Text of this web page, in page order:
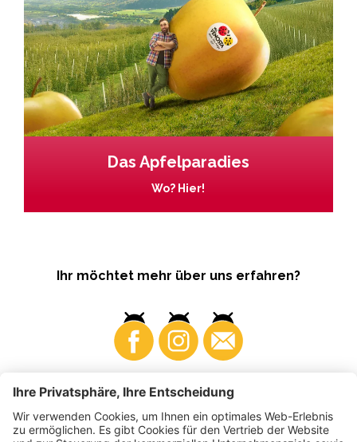
Das Apfelparadies
Wo? Hier!
Ihr möchtet mehr über uns erfahren?
Business Produzenten